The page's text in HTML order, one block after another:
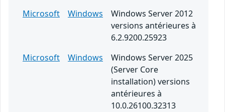
Microsoft
Windows
Windows Server 2012
versions antérieures à
6.2.9200.25923
Microsoft
Windows
Windows Server 2025
(Server Core
installation) versions
antérieures à
10.0.26100.32313